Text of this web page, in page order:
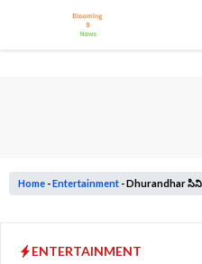
content
Home -Entertainment -Dhurandhar
ENTERTAINMENT